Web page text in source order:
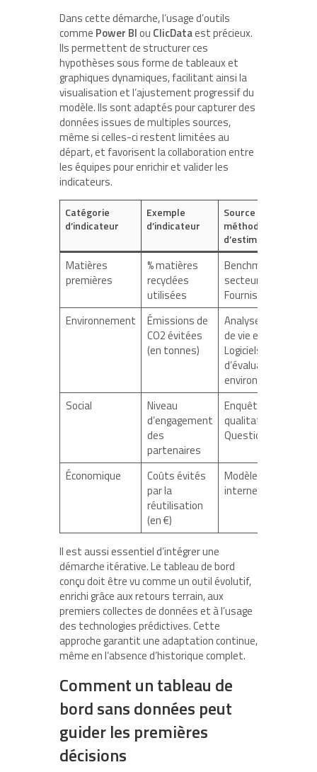
Dans cette démarche, l’usage d’outils
comme Power BIou ClicDataest précieux.
Ils permettent de structurer ces
hypothèses sous forme de tableaux et
graphiques dynamiques, facilitant ainsi la
visualisation et l’ajustement progressif du
modèle. Ils sont adaptés pour capturer des
données issues de multiples sources,
même si celles-ci restent limitées au
départ, et favorisent la collaboration entre
les équipes pour enrichir et valider les
indicateurs.
Catégorie
d’indicateur
Exemple
d’indicateur
Source ou
méthode
d’estimation
Matières
premières
% matières
recyclées
utilisées
Benchmark
secteur /
Fournisseurs
Environnement
Émissions de
CO2 évitées
(en tonnes)
Analyse de cycle
de vie estimée /
Logiciels
d’évaluation
environnementale
Social
Niveau
d’engagement
des
partenaires
Enquêtes
qualitatives /
Questionnaires
Économique
Coûts évités
par la
réutilisation
(en €)
Modèle financier
interne
Il est aussi essentiel d’intégrer une
démarche itérative. Le tableau de bord
conçu doit être vu comme un outil évolutif,
enrichi grâce aux retours terrain, aux
premiers collectes de données et à l’usage
des technologies prédictives. Cette
approche garantit une adaptation continue,
même en l’absence d’historique complet.
Comment un tableau de
bord sans données peut
guider les premières
décisions